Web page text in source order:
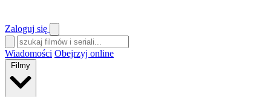
Zaloguj się
Wiadomości Obejrzyj online
Filmy